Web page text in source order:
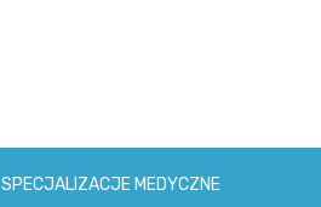
SPECJALIZACJE MEDYCZNE